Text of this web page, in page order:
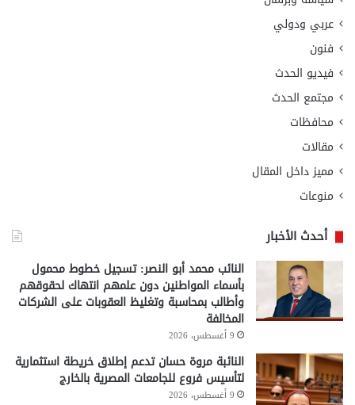
عربي ودولي
فنون
فيديو الحدث
مجتمع الحدث
محافظات
مقالات
مميز داخل المقال
منوعات
أحدث الأخبار
النائب محمد أبو النصر: تسجيل خطوط محمول
بأسماء المواطنين دون علمهم انتهاك لحقوقهم
وأطالب بمحاسبة وتغليظ العقوبات على الشركات
المخالفة
9 أغسطس، 2026
النائبة مروة حسان تدعم إطلاق خريطة استثمارية
لتأسيس فروع للجامعات المصرية بالخارج
9 أغسطس، 2026